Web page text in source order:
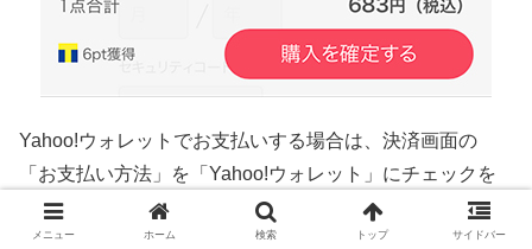
Yahoo!ウォレットでお支払いする場合は、決済画面の
「お支払い方法」を「Yahoo!ウォレット」にチェックを
入れて「購入を確定する」ボタンをタップすればお支払い
完了です。
メニュー ホーム 検索 トップ サイドバー